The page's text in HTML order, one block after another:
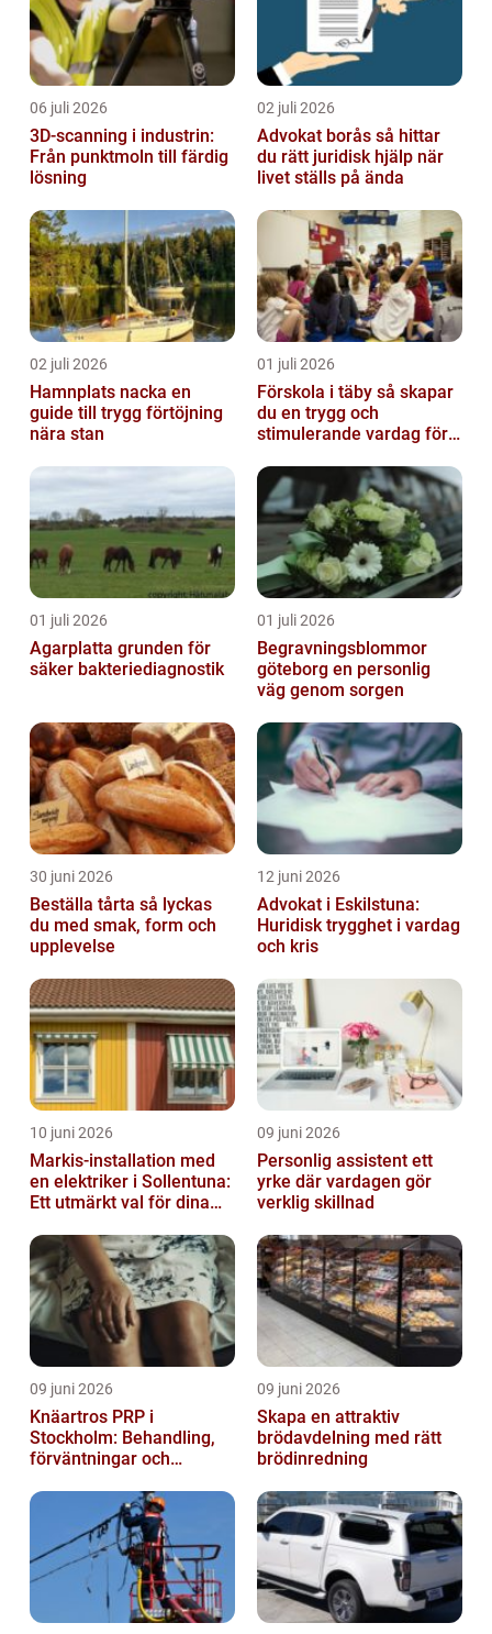
06 juli 2026
3D-scanning i industrin:
Från punktmoln till färdig
lösning
02 juli 2026
Advokat borås så hittar
du rätt juridisk hjälp när
livet ställs på ända
02 juli 2026
Hamnplats nacka en
guide till trygg förtöjning
nära stan
01 juli 2026
Förskola i täby så skapar
du en trygg och
stimulerande vardag för
01 juli 2026
Agarplatta grunden för
säker bakteriediagnostik
01 juli 2026
Begravningsblommor
göteborg en personlig
väg genom sorgen
30 juni 2026
Beställa tårta så lyckas
du med smak, form och
upplevelse
12 juni 2026
Advokat i Eskilstuna:
Huridisk trygghet i vardag
och kris
10 juni 2026
Markis-installation med
en elektriker i Sollentuna:
Ett utmärkt val för dina
09 juni 2026
Personlig assistent ett
yrke där vardagen gör
verklig skillnad
09 juni 2026
Knäartros PRP i
Stockholm: Behandling,
förväntningar och
09 juni 2026
Skapa en attraktiv
brödavdelning med rätt
brödinredning